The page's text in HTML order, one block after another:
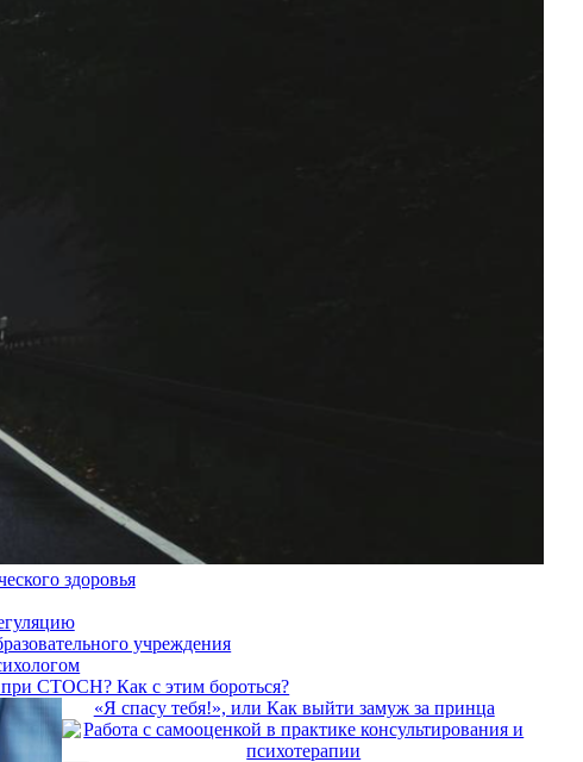
здоровья
учреждения
СТОСН? Как с этим бороться?
«Я спасу тебя!», или Как выйти замуж за принца
Работа с самооценкой в практике консультирования и
психотерапии